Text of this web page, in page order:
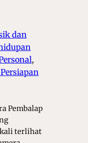
dan
,
Pembalap
kali terlihat